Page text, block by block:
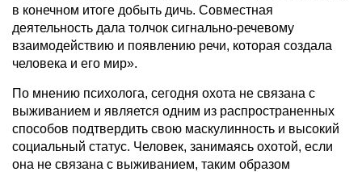
в конечном итоге добыть дичь. Совместная
деятельность дала толчок сигнально-речевому
взаимодействию и появлению речи, которая создала
человека и его мир».
По мнению психолога, сегодня охота не связана с
выживанием и является одним из распространенных
способов подтвердить свою маскулинность и высокий
социальный статус. Человек, занимаясь охотой, если
она не связана с выживанием, таким образом